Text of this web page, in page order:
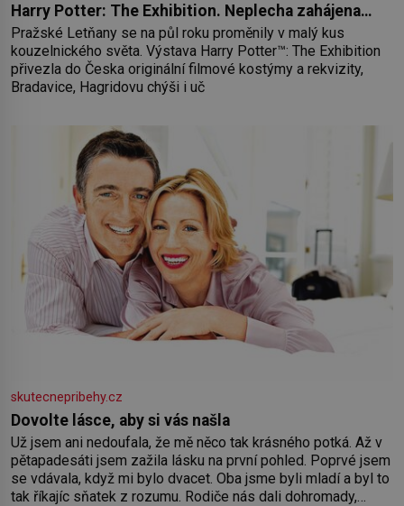
Harry Potter: The Exhibition. Neplecha zahájena…
Pražské Letňany se na půl roku proměnily v malý kus
kouzelnického světa. Výstava Harry Potter™: The Exhibition
přivezla do Česka originální filmové kostýmy a rekvizity,
Bradavice, Hagridovu chýši i uč
skutecnepribehy.cz
Dovolte lásce, aby si vás našla
Už jsem ani nedoufala, že mě něco tak krásného potká. Až v
pětapadesáti jsem zažila lásku na první pohled. Poprvé jsem
se vdávala, když mi bylo dvacet. Oba jsme byli mladí a byl to
tak říkajíc sňatek z rozumu. Rodiče nás dali dohromady,